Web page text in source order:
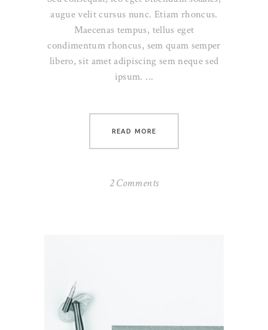
augue velit cursus nunc. Etiam rhoncus.
Maecenas tempus, tellus eget
condimentum rhoncus, sem quam semper
libero, sit amet adipiscing sem neque sed
ipsum.
READ MORE
2 Comments